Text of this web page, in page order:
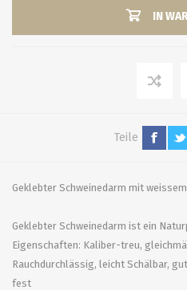
IN
Teile
Geklebter Schweinedarm mit
Geklebter Schweinedarm ist ein
Eigenschaften: Kaliber-treu,
Rauchdurchlässig, leicht Schälbar,
fest